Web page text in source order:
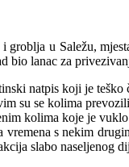
groblja u Saležu,
bio lanac za
natpis koji je
su se kolima
kolima koje je
s nekim
slabo naseljenog